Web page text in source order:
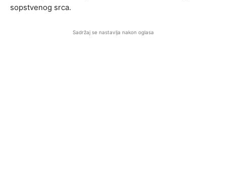
sopstvenog srca.
Sadržaj se nastavlja nakon oglasa